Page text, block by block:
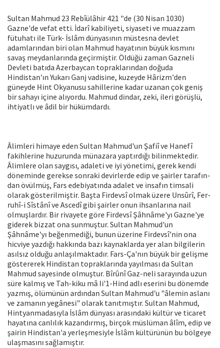
Sultan Mahmud 23 Rebîülâhir 421 "de (30 Nisan 1030)
Gazne'de vefat etti. İdarî kabiliyeti, siyaseti ve muazzam
fütuha­tı ile Türk- İslâm dünyasının müstesna devlet
adamlarından biri olan Mahmud hayatının büyük kısmını
savaş meydan­larında geçirmiştir. Öldüğü zaman Gaz­neli
Devleti batıda Azerbaycan toprakla­rından doğuda
Hindistan'ın Yukarı Ganj vadisine, kuzeyde Hârizm'den
güneyde Hint Okyanusu sahillerine kadar uzanan çok geniş
bir sahayı içine alıyordu. Mah­mud dindar, zeki, ileri görüşlü,
ihtiyatlı ve âdil bir hükümdardı.
Âlimleri himaye eden Sultan Mah­mud'un Şafiî ve Hanefî
fakihlerine huzu­runda münazara yaptırdığı bilinmektedir.
Âlimlere olan saygısı, adaleti ve iyi yö­netimi, gerek kendi
döneminde gerekse sonraki devirlerde edip ve şairler tarafın­
dan övülmüş, Fars edebiyatında adalet ve insafın timsali
olarak gösterilmiştir. Başta Firdevsî olmak üzere Unsûrî, Fer-
ruhî-i Sîstânî ve Ascedî gibi şairler onun ihsanlarına nail
olmuşlardır. Bir rivayete göre Firdevsî Şâhnâme'yı Gazne'ye
gide­rek bizzat ona sunmuştur. Sultan Mah­mud'un
Şâhnâme'yı beğenmediği, bu­nun üzerine Firdevsî'nin ona
hicviye yaz­dığı hakkında bazı kaynaklarda yer alan bilgilerin
asılsız olduğu anlaşılmaktadır. Fars-Ça'nın büyük bir gelişme
göstererek Hindistan topraklarında yayılması da Sultan
Mahmud sayesinde olmuştur. Bîrûnî Gaz-neli sarayında uzun
süre kalmış ve Tah-kiku mâ Ii'1-Hind adlı eserini bu dönem­de
yazmış, ölümünün ardından Sultan Mahmud'u "âlemin aslanı
ve zamanın yegânesi" olarak tanıtmıştır. Sultan Mah­mud,
Hintyanmadasıyla İslâm dünyası arasındaki kültür ve ticaret
hayatına can­lılık kazandırmış, birçok müslüman âlîm, edip ve
şairin Hindistan'a yerleşmesiyle İslâm kültürünün bu bölgeye
ulaşmasını sağlamıştır.